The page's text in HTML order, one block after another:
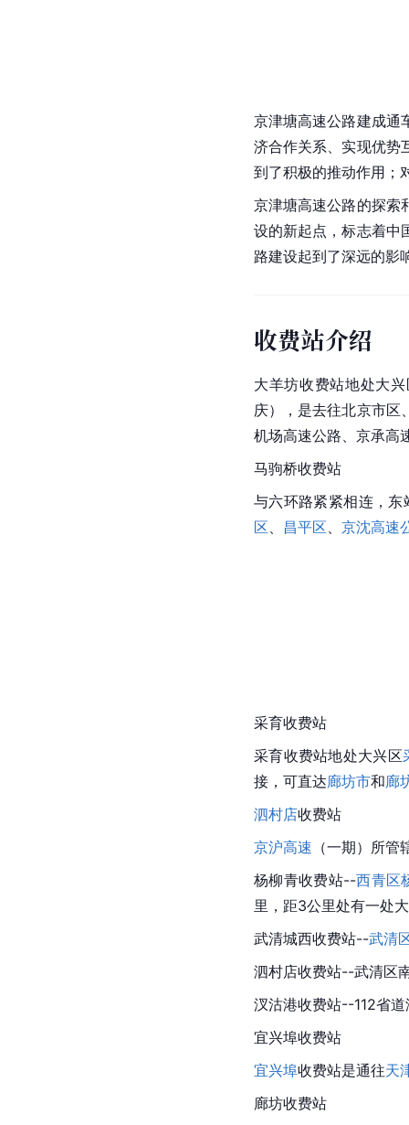
京津塘高速公路建成通
济合作关系、实现优势
到了积极的推动作用；
京津塘高速公路的探索
设的新起点，标志着中
路建设起到了深远的影
收费站介绍
大羊坊收费站地处大
庆），是去往北京市区
机场高速公路、 京承高
马驹桥收费站
与六环路紧紧相连，
区、 昌平区、 京沈高速
采育收费站
采育收费站地处大兴区
接，可直达廊坊市和廊
泗村店收费站
京沪高速 （一期）所
杨柳青收费站--西青区
里，距3公里处有一处
武清城西收费站--武清
泗村店收费站--武清区
汊沽港收费站--112省
宜兴埠收费站
宜兴埠收费站是通往天
廊坊收费站